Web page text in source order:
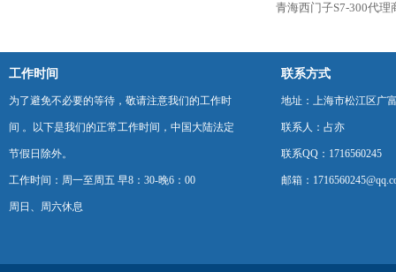
青海西门子S7-300代理
工作时间
为了避免不必要的等待，敬请注意我们的工作时
间 。以下是我们的正常工作时间，中国大陆法定
节假日除外。
工作时间：周一至周五 早8：30-晚6：00
周日、周六休息
联系方式
地址：上海市松江区广
联系人：占亦
联系QQ：1716560245
邮箱：